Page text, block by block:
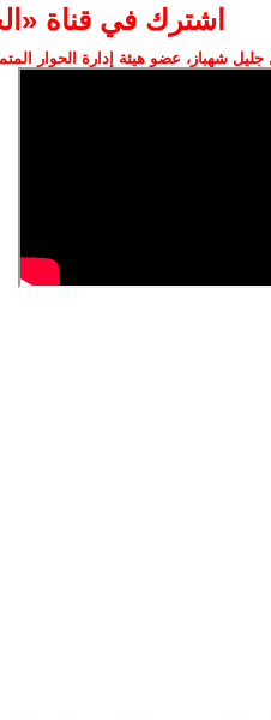
اشترك في قناة
شهباز، عضو هيئة إدارة الحوار